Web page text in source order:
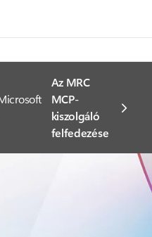
Az MRC
MCP-
kiszolgáló
felfedezése